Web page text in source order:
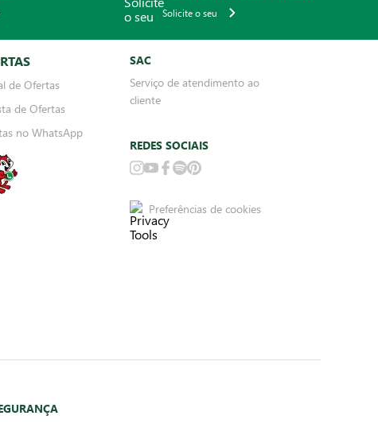
Solicite o seu
de Ofertas
de Ofertas
no WhatsApp
SAC
Serviço de atendimento ao
cliente
REDES SOCIAIS
Preferências de cookies